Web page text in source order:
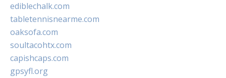
ediblechalk.com
tabletennisnearme.com
oaksofa.com
soultacohtx.com
capishcaps.com
gpsyfl.org